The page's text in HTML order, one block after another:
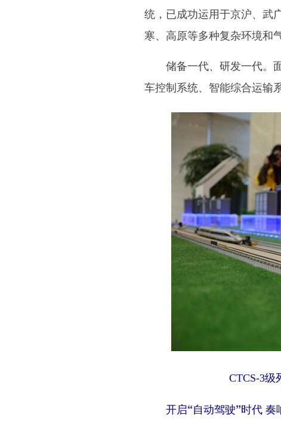
统，已成功运用于京沪、武
寒、高原等多种复杂环境和
储备一代、研发一代。面
车控制系统、智能综合运输
CTCS-3级
开启“自动驾驶”时代